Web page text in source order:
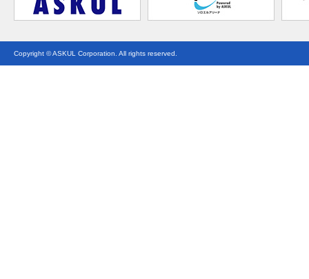
Copyright © ASKUL Corporation. All rights reserved.